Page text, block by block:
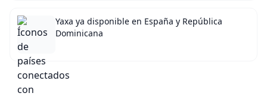
Yaxa ya disponible en España y República
Dominicana